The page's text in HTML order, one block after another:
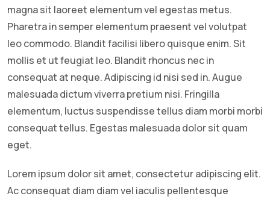
magna sit laoreet elementum vel egestas metus.
Pharetra in semper elementum praesent vel volutpat
leo commodo. Blandit facilisi libero quisque enim. Sit
mollis et ut feugiat leo. Blandit rhoncus nec in
consequat at neque. Adipiscing id nisi sed in. Augue
malesuada dictum viverra pretium nisi. Fringilla
elementum, luctus suspendisse tellus diam morbi morbi
consequat tellus. Egestas malesuada dolor sit quam
eget.
Lorem ipsum dolor sit amet, consectetur adipiscing elit.
Ac consequat diam diam vel iaculis pellentesque